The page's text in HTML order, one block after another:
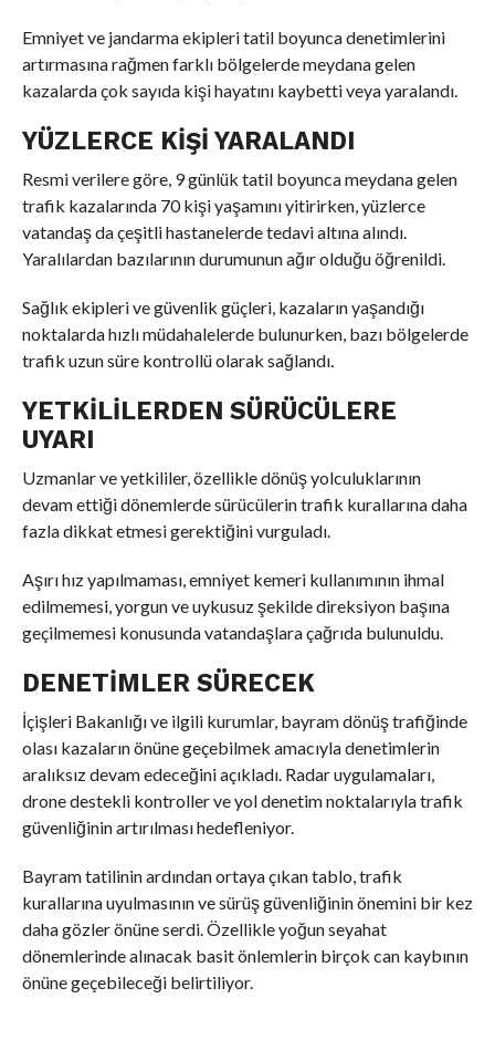
Emniyet ve jandarma ekipleri tatil boyunca denetimlerini
artırmasına rağmen farklı bölgelerde meydana gelen
kazalarda çok sayıda kişi hayatını kaybetti veya yaralandı.
YÜZLERCE KIŞI YARALANDI
Resmi verilere göre, 9 günlük tatil boyunca meydana gelen
trafik kazalarında 70 kişi yaşamını yitirirken, yüzlerce
vatandaş da çeşitli hastanelerde tedavi altına alındı.
Yaralılardan bazılarının durumunun ağır olduğu öğrenildi.
Sağlık ekipleri ve güvenlik güçleri, kazaların yaşandığı
noktalarda hızlı müdahalelerde bulunurken, bazı bölgelerde
trafik uzun süre kontrollü olarak sağlandı.
YETKILILERDEN SÜRÜCÜLERE
UYARI
Uzmanlar ve yetkililer, özellikle dönüş yolculuklarının
devam ettiği dönemlerde sürücülerin trafik kurallarına daha
fazla dikkat etmesi gerektiğini vurguladı.
Aşırı hız yapılmaması, emniyet kemeri kullanımının ihmal
edilmemesi, yorgun ve uykusuz şekilde direksiyon başına
geçilmemesi konusunda vatandaşlara çağrıda bulunuldu.
DENETIMLER SÜRECEK
İçişleri Bakanlığı ve ilgili kurumlar, bayram dönüş trafiğinde
olası kazaların önüne geçebilmek amacıyla denetimlerin
aralıksız devam edeceğini açıkladı. Radar uygulamaları,
drone destekli kontroller ve yol denetim noktalarıyla trafik
güvenliğinin artırılması hedefleniyor.
Bayram tatilinin ardından ortaya çıkan tablo, trafik
kurallarına uyulmasının ve sürüş güvenliğinin önemini bir kez
daha gözler önüne serdi. Özellikle yoğun seyahat
dönemlerinde alınacak basit önlemlerin birçok can kaybının
önüne geçebileceği belirtiliyor.